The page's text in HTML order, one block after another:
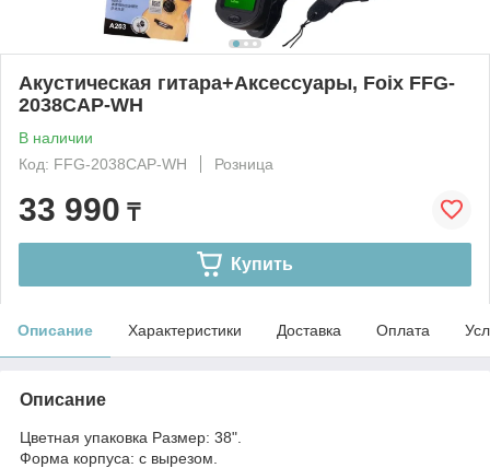
Акустическая гитара+Аксессуары, Foix FFG-
2038CAP-WH
В наличии
Код: FFG-2038CAP-WH
Розница
33 990 ₸
Купить
Описание Характеристики Доставка Оплата
Описание
Цветная упаковка Размер: 38".
Форма корпуса: с вырезом.